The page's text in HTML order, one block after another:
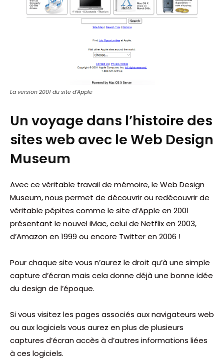
La version 2001 du site d’Apple
Un voyage dans l’histoire des
sites web avec le Web Design
Museum
Avec ce véritable travail de mémoire, le Web Design
Museum, nous permet de découvrir ou redécouvrir de
véritable pépites comme le site d’Apple en 2001
présentant le nouvel iMac, celui de Netflix en 2003,
d’Amazon en 1999 ou encore Twitter en 2006 !
Pour chaque site vous n’aurez le droit qu’à une simple
capture d’écran mais cela donne déjà une bonne idée
du design de l’époque.
Si vous visitez les pages associés aux navigateurs web
ou aux logiciels vous aurez en plus de plusieurs
captures d’écran accès à d’autres informations liées
à ces logiciels.